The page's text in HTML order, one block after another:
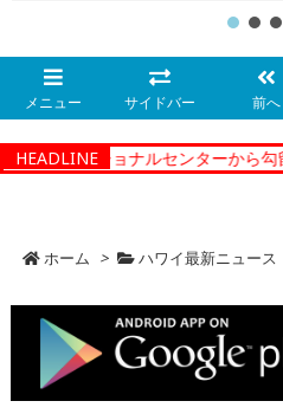
メニュー サイドバー 前へ
HEADLINE
ーコレクショナルセンターから勾
ホーム > ハワイ最新ニュース